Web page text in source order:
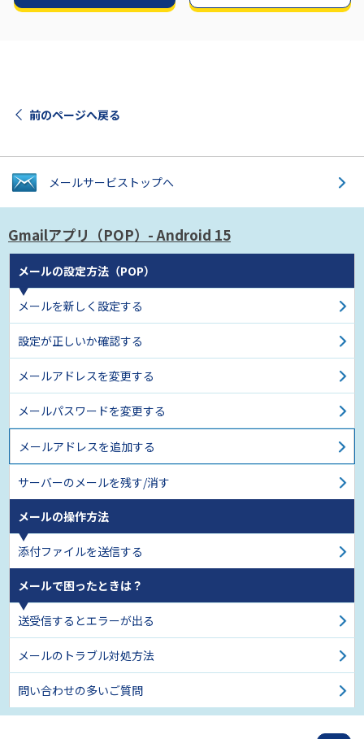
前のページへ戻る
メールサービス トップへ
Gmailアプリ（POP） - Android 15
メールの設定方法（POP）
メールを新しく設定する
設定が正しいか確認する
メールアドレスを変更する
メールパスワードを変更する
メールアドレスを追加する
サーバーのメールを残す/消す
メールの操作方法
添付ファイルを送信する
メールで困ったときは？
送受信するとエラーが出る
メールのトラブル対処方法
問い合わせの多いご質問